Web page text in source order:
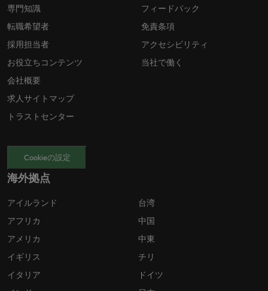
専門知識
転職希望者
採用担当者
お役立ちコンテンツ
会社概要
求人サイトマップ
トラストセンター
フィードバック
免責条項
アクセシビリティ
当社で働く
Cookieの設定
海外拠点
アイルランド
アフリカ
アメリカ
イギリス
イタリア
台湾
中国
中東
チリ
ドイツ